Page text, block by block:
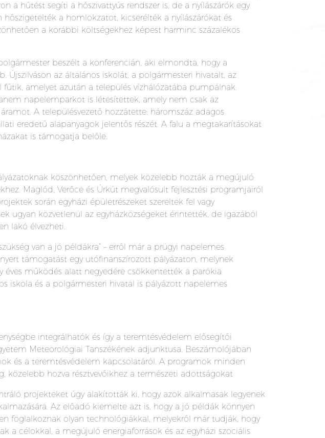
a hűtést segíti a hőszivattyús rendszer is, de a nyílászárók egy
a homlokzatot, kicserélték a nyílászárókat és
a korábbi költségekhez képest harminc százalékos
beszélt a konferencián, aki elmondta, hogy a
az általános iskolát, a polgármesteri hivatalt, az
amelyet azután a település vízhálózatába pumpálnak.
napelemparkot is létesítettek, amely nem csak az
A településvezető hozzátette: háromszáz adagos
eredetű alapanyagok jelentős részét. A falu a megtakarításokat
is támogatja belőle.
köszönhetően, melyek közelebb hozták a megújuló
Maglód, Verőce és Úrkút megvalósult fejlesztési programjairól
során egyházi épületrészeket szereltek fel vagy
ugyan közvetlenül az egyházközségeket érintették, de igazából
lakó élvezheti.
van a jó példákra” – erről már a prügyi napelemes
támogatást egy utófinanszírozott pályázaton, melynek
működés alatt negyedére csökkentették a parókia
iskola és a polgármesteri hivatal is pályázott napelemes
integrálhatók és így a teremtésvédelem elősegítői
Meteorológiai Tanszékének adjunktusa. Beszámolójában
és a teremtésvédelem kapcsolatáról. A programok minden
közelebb hozva résztvevőikhez a természeti adottságokat
projekteket úgy alakították ki, hogy azok alkalmasak legyenek
Az előadó kiemelte azt is, hogy a jó példák könnyen
foglalkoznak olyan technológiákkal, melyekről már tudják, hogy
a célokkal, a megújuló energiaforrások és az egyházi szociális